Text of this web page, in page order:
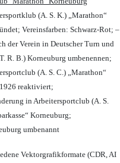
(A. S. K.) „Marathon“
Vereinsfarben: Schwarz-Rot; –
der Verein in Deutscher Turn und
R. B.) Korneuburg umbenennen;
(A. S. C.) „Marathon“
reaktiviert;
in Arbeitersportclub (A. S.
Korneuburg;
umbenannt
Vektorgrafikformate (CDR, AI